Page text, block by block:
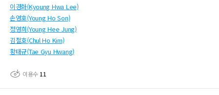
이경화(Kyoung Hwa Lee)
손영호(Young Ho Son)
정영희(Young Hee Jung)
김철호(Chul Ho Kim)
황태규(Tae Gyu Hwang)
이용수 11